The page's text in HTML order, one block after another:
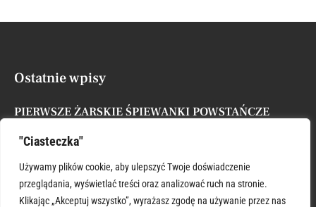
"Ciasteczka"
Używamy plików cookie, aby ulepszyć Twoje doświadczenie
przeglądania, wyświetlać treści oraz analizować ruch na stronie.
Klikając „Akceptuj wszystko”, wyrażasz zgodę na używanie przez nas
Ostatnie wpisy
PIERWSZE ŻARSKIE ŚPIEWANKI POWSTAŃCZE
XVII NIEDZIELA ZWYKŁA
Posted byAdministrator 26 lipca, 2026